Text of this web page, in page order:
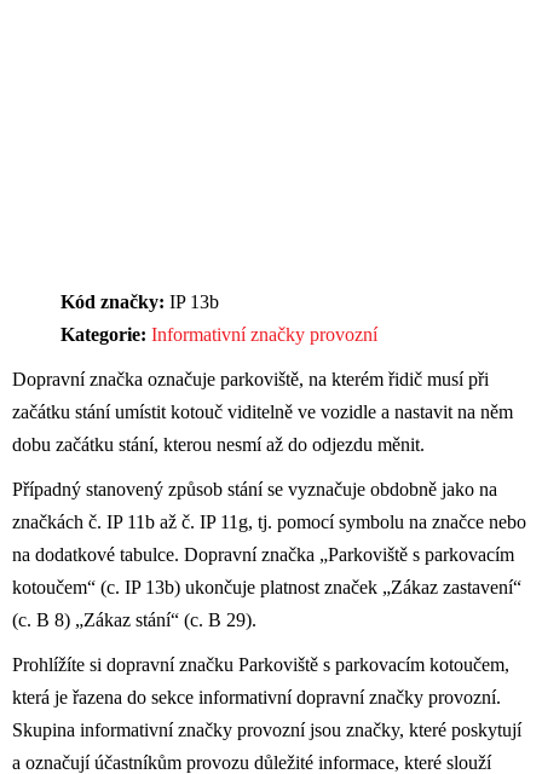
Kód značky: IP 13b
Kategorie: Informativní značky provozní
Dopravní značka označuje parkoviště, na kterém řidič musí při
začátku stání umístit kotouč viditelně ve vozidle a nastavit na něm
dobu začátku stání, kterou nesmí až do odjezdu měnit.
Případný stanovený způsob stání se vyznačuje obdobně jako na
značkách č. IP 11b až č. IP 11g, tj. pomocí symbolu na značce nebo
na dodatkové tabulce. Dopravní značka „Parkoviště s parkovacím
kotoučem“ (c. IP 13b) ukončuje platnost značek „Zákaz zastavení“
(c. B 8) „Zákaz stání“ (c. B 29).
Prohlížíte si dopravní značku Parkoviště s parkovacím kotoučem,
která je řazena do sekce informativní dopravní značky provozní.
Skupina informativní značky provozní jsou značky, které poskytují
a označují účastníkům provozu důležité informace, které slouží